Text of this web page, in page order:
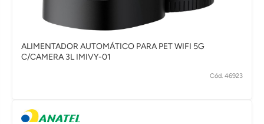
ALIMENTADOR AUTOMÁTICO PARA PET WIFI 5G
C/CAMERA 3L IMIVY-01
Cód. 46923